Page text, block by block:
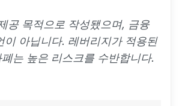
공 목적으로 작성됐으며, 금융
이 아닙니다. 레버리지가 적용된
는 높은 리스크를 수반합니다.